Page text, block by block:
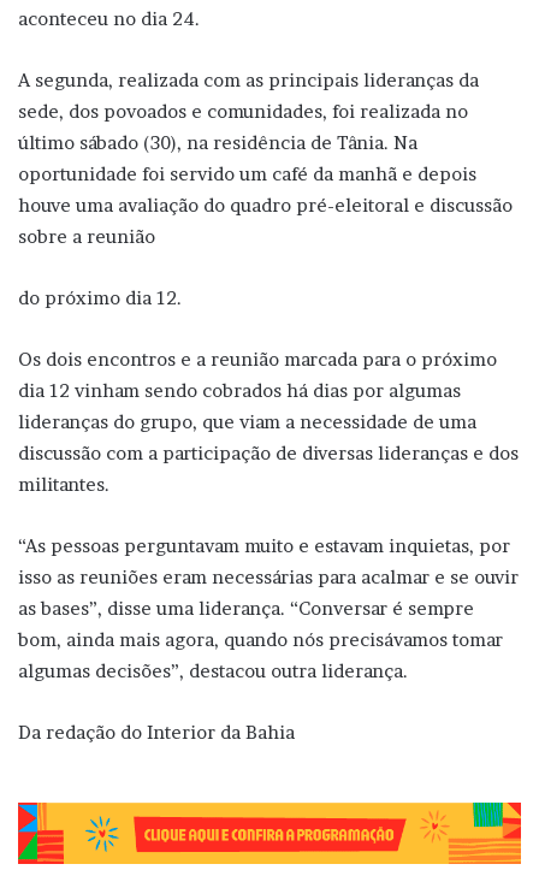
aconteceu no dia 24.
A segunda, realizada com as principais lideranças da
sede, dos povoados e comunidades, foi realizada no
último sábado (30), na residência de Tânia. Na
oportunidade foi servido um café da manhã e depois
houve uma avaliação do quadro pré-eleitoral e discussão
sobre a reunião
do próximo dia 12.
Os dois encontros e a reunião marcada para o próximo
dia 12 vinham sendo cobrados há dias por algumas
lideranças do grupo, que viam a necessidade de uma
discussão com a participação de diversas lideranças e dos
militantes.
“As pessoas perguntavam muito e estavam inquietas, por
isso as reuniões eram necessárias para acalmar e se ouvir
as bases”, disse uma liderança. “Conversar é sempre
bom, ainda mais agora, quando nós precisávamos tomar
algumas decisões”, destacou outra liderança.
Da redação do Interior da Bahia